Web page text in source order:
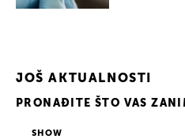
JOŠ AKTUALNOSTI
PRONAĐITE ŠTO VAS
SHOW